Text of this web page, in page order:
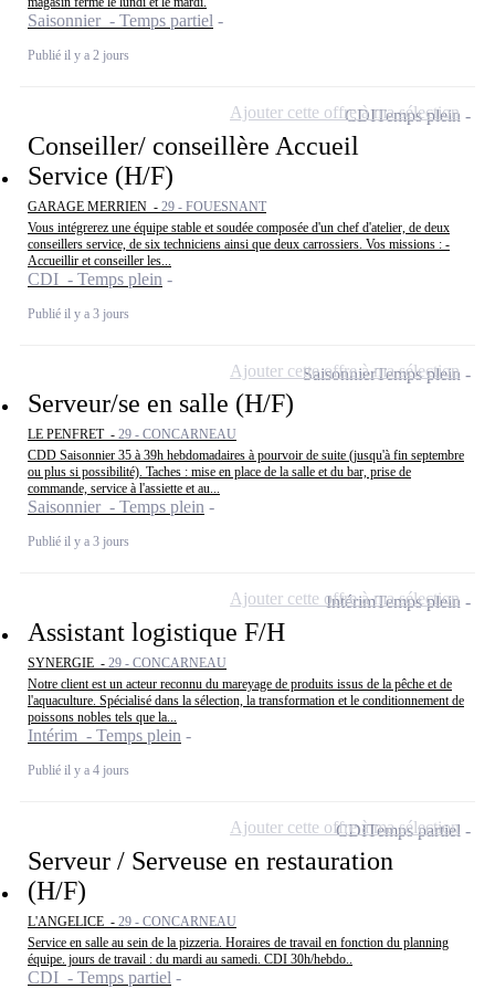
Saisonnier - Temps partiel
Publié il y a 2 jours
Conseiller/ conseillère Accueil
Service (H/F)
GARAGE MERRIEN - 29 - FOUESNANT
Vous intégrerez une équipe stable et soudée composée d'un chef d'atelier, de deux
conseillers service, de six techniciens ainsi que deux carrossiers. Vos missions : -
Accueillir et conseiller les...
CDI - Temps plein
Publié il y a 3 jours
CDITemps plein
Ajouter cette offre à ma sélection
Serveur/se en salle (H/F)
LE PENFRET - 29 - CONCARNEAU
CDD Saisonnier 35 à 39h hebdomadaires à pourvoir de suite (jusqu'à fin septembre
ou plus si possibilité). Taches : mise en place de la salle et du bar, prise de
commande, service à l'assiette et au...
Saisonnier - Temps plein
Publié il y a 3 jours
SaisonnierTemps plein
Ajouter cette offre à ma sélection
Assistant logistique F/H
SYNERGIE - 29 - CONCARNEAU
Notre client est un acteur reconnu du mareyage de produits issus de la pêche et de
l'aquaculture. Spécialisé dans la sélection, la transformation et le conditionnement de
poissons nobles tels que la...
Intérim - Temps plein
Publié il y a 4 jours
IntérimTemps plein
Ajouter cette offre à ma sélection
Serveur / Serveuse en restauration
(H/F)
L'ANGELICE - 29 - CONCARNEAU
Service en salle au sein de la pizzeria. Horaires de travail en fonction du planning
équipe. jours de travail : du mardi au samedi. CDI 30h/hebdo..
CDI - Temps partiel
CDITemps partiel
Ajouter cette offre à ma sélection